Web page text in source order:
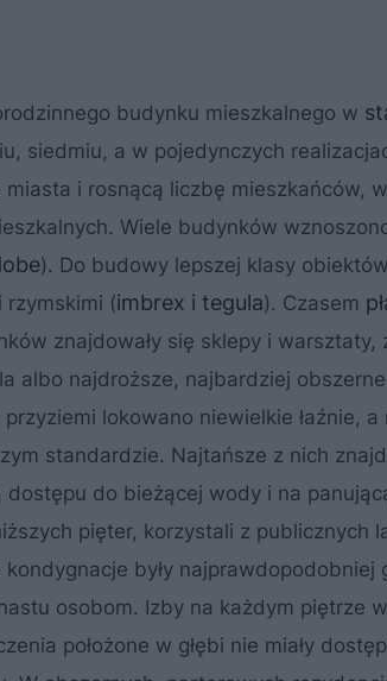
budynku mieszkalnego w
siedmiu, a w pojedynczych
i rosnącą liczbę mieszkańców,
Wiele budynków
). Do budowy lepszej klasy
rzymskimi (imbrex i tegula). Czasem
znajdowały się sklepy i warsztaty,
albo najdroższe, najbardziej
lokowano niewielkie łaźnie,
standardzie. Najtańsze z nich
do bieżącej wody i na
pięter, korzystali z publicznych
kondygnacje były najprawdopodobniej
osobom. Izby na każdym piętrze
położone w głębi nie miały